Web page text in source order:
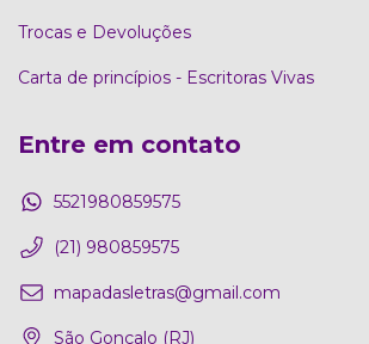
Trocas e Devoluções
Carta de princípios - Escritoras Vivas
Entre em contato
5521980859575
(21) 980859575
mapadasletras@gmail.com
São Gonçalo (RJ)